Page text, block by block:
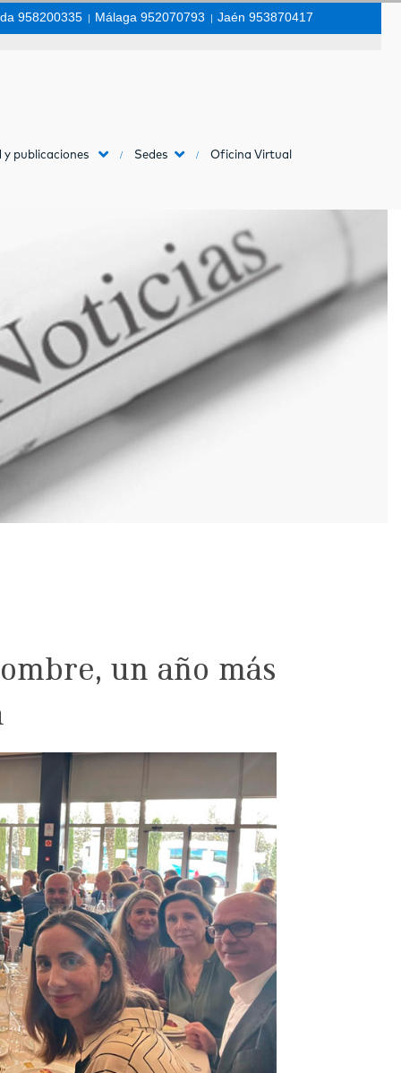
958200335 | Málaga 952070793 | Jaén 953870417
publicaciones Sedes Oficina Virtual
un año más